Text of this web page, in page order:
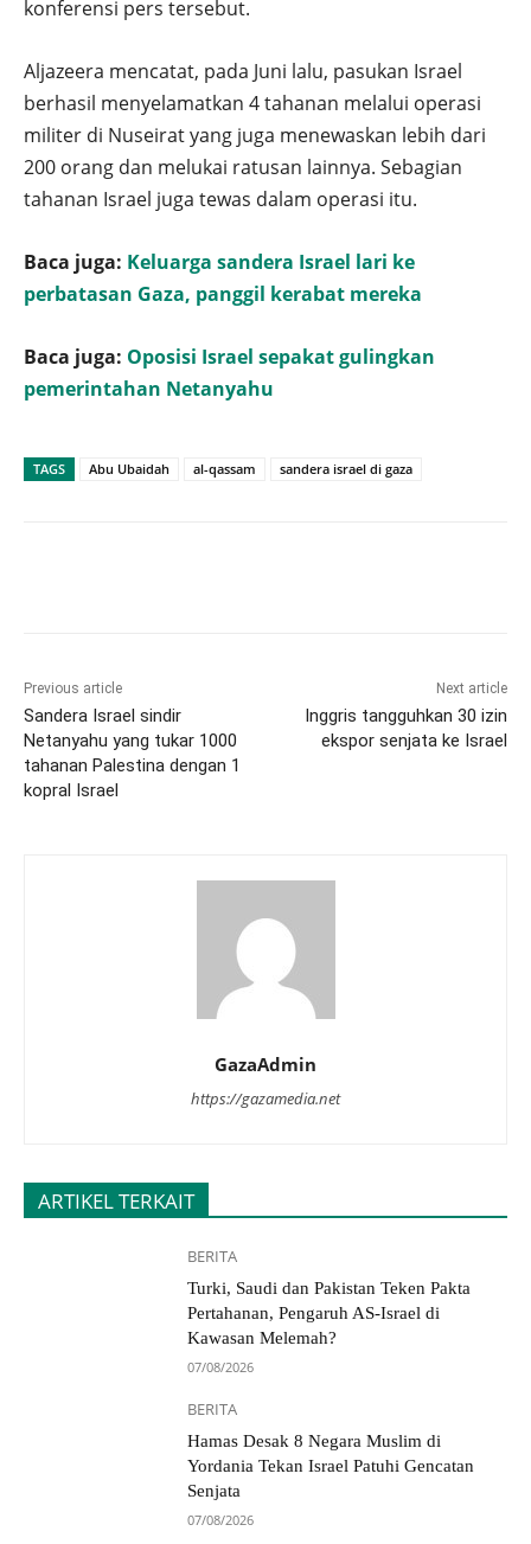
konferensi pers tersebut.
Aljazeera mencatat, pada Juni lalu, pasukan Israel
berhasil menyelamatkan 4 tahanan melalui operasi
militer di Nuseirat yang juga menewaskan lebih dari
200 orang dan melukai ratusan lainnya. Sebagian
tahanan Israel juga tewas dalam operasi itu.
Baca juga: Keluarga sandera Israel lari ke
perbatasan Gaza, panggil kerabat mereka
Baca juga: Oposisi Israel sepakat gulingkan
pemerintahan Netanyahu
TAGS Abu Ubaidah al-qassam sandera israel di gaza
Previous article
Sandera Israel sindir
Netanyahu yang tukar 1000
tahanan Palestina dengan 1
kopral Israel
Next article
Inggris tangguhkan 30 izin
ekspor senjata ke Israel
GazaAdmin
https://gazamedia.net
ARTIKEL TERKAIT
BERITA
Turki, Saudi dan Pakistan Teken Pakta
Pertahanan, Pengaruh AS-Israel di
Kawasan Melemah?
07/08/2026
BERITA
Hamas Desak 8 Negara Muslim di
Yordania Tekan Israel Patuhi Gencatan
Senjata
07/08/2026